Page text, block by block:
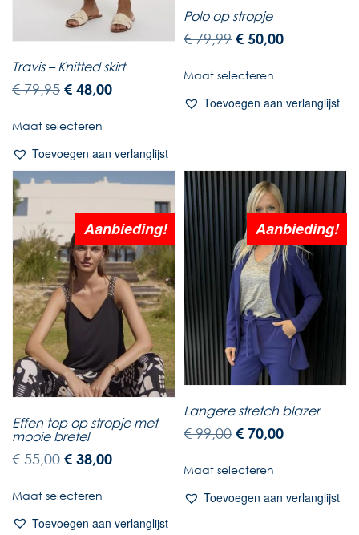
Travis – Knitted skirt
€79,95 € 48,00
Maat selecteren
Toevoegen aan verlanglijst
Polo op stropje
€79,99 € 50,00
Maat selecteren
Toevoegen aan verlanglijst
Aanbieding!
Effen top op stropje met
mooie bretel
€55,00 € 38,00
Maat selecteren
Toevoegen aan verlanglijst
Aanbieding!
Langere stretch blazer
€99,00 € 70,00
Maat selecteren
Toevoegen aan verlanglijst